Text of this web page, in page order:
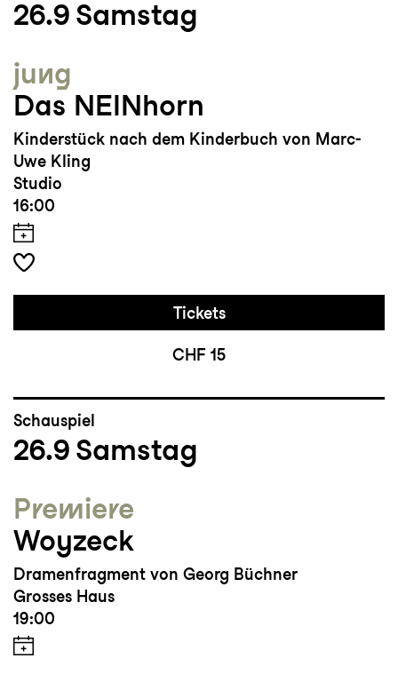
26.9 Samstag
jung
Das NEINhorn
Kinderstück nach dem Kinderbuch von Marc-
Uwe Kling
Studio
16:00
Tickets
CHF 15
Schauspiel
26.9 Samstag
Premiere
Woyzeck
Dramenfragment von Georg Büchner
Grosses Haus
19:00